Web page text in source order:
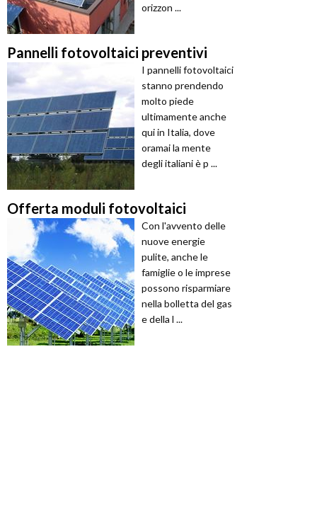
orizzon ...
Pannelli fotovoltaici preventivi
I pannelli fotovoltaici
stanno prendendo
molto piede
ultimamente anche
qui in Italia, dove
oramai la mente
degli italiani è p ...
Offerta moduli fotovoltaici
Con l'avvento delle
nuove energie
pulite, anche le
famiglie o le imprese
possono risparmiare
nella bolletta del gas
e della l ...